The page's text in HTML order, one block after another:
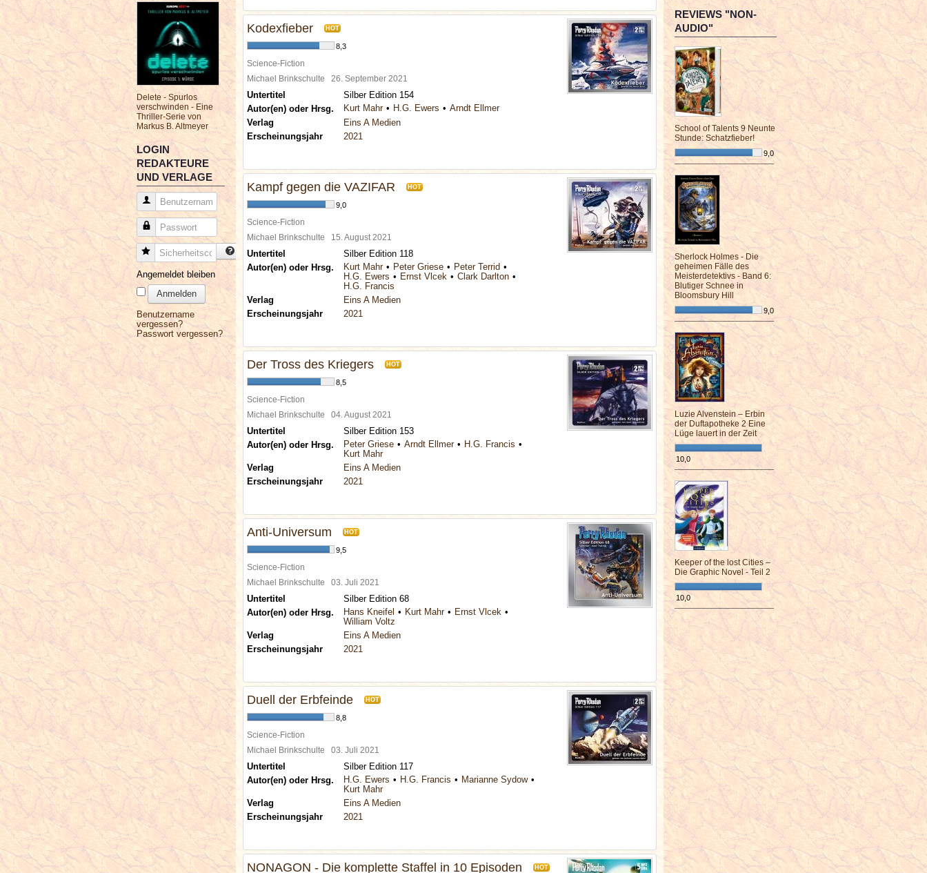
Delete - Spurlos
verschwinden - Eine
Thriller-Serie von
Markus B. Altmeyer
LOGIN
REDAKTEURE
UND VERLAGE
Benutzername
Passwort
Sicherheitscode
Angemeldet bleiben
Anmelden
Benutzername
vergessen?
Passwort vergessen?
Kodexfieber HOT
8,3
Science-Fiction
Michael Brinkschulte 26. September 2021
Untertitel
Silber Edition 154
Autor(en) oder Hrsg.
Kurt Mahr H.G. Ewers
Arndt Ellmer
Verlag
Eins A Medien
Erscheinungsjahr
2021
Kampf gegen die VAZIFAR HOT
9,0
Science-Fiction
Michael Brinkschulte 15. August 2021
Untertitel
Silber Edition 118
Autor(en) oder Hrsg.
Kurt Mahr Peter Griese
Peter Terrid
H.G. Ewers
Ernst Vlcek
Clark Darlton
H.G. Francis
Verlag
Eins A Medien
Erscheinungsjahr
2021
Der Tross des Kriegers HOT
8,5
Science-Fiction
Michael Brinkschulte 04. August 2021
Untertitel
Silber Edition 153
Autor(en) oder Hrsg.
Peter Griese Arndt Ellmer
H.G. Francis
Kurt Mahr
Verlag
Eins A Medien
Erscheinungsjahr
2021
Anti-Universum HOT
9,5
Science-Fiction
Michael Brinkschulte 03. Juli 2021
Untertitel
Silber Edition 68
Autor(en) oder Hrsg.
Hans Kneifel Kurt Mahr
Ernst Vlcek
William Voltz
Verlag
Eins A Medien
Erscheinungsjahr
2021
Duell der Erbfeinde HOT
8,8
Science-Fiction
Michael Brinkschulte 03. Juli 2021
Untertitel
Silber Edition 117
Autor(en) oder Hrsg.
H.G. Ewers H.G. Francis
Marianne Sydow
Kurt Mahr
Verlag
Eins A Medien
Erscheinungsjahr
2021
NONAGON - Die komplette Staffel in 10 Episoden HOT
REVIEWS "NON-
AUDIO"
School of Talents 9 Neunte
Stunde: Schatzfieber!
9,0
¯¯¯¯¯¯¯¯¯¯¯¯¯¯¯¯¯¯¯¯¯¯¯¯
Sherlock Holmes - Die
geheimen Fälle des
Meisterdetektivs - Band 6:
Blutiger Schnee in
Bloomsbury Hill
9,0
¯¯¯¯¯¯¯¯¯¯¯¯¯¯¯¯¯¯¯¯¯¯¯¯
Luzie Alvenstein – Erbin
der Duftapotheke 2 Eine
Lüge lauert in der Zeit
10,0
¯¯¯¯¯¯¯¯¯¯¯¯¯¯¯¯¯¯¯¯¯¯¯¯
Keeper of the lost Cities –
Die Graphic Novel - Teil 2
10,0
¯¯¯¯¯¯¯¯¯¯¯¯¯¯¯¯¯¯¯¯¯¯¯¯